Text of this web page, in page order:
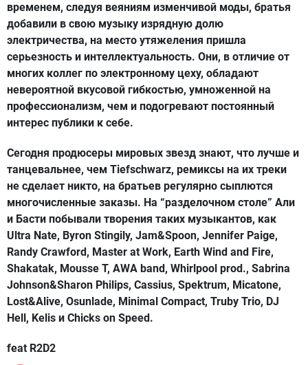
временем, следуя веяниям изменчивой моды, братья
добавили в свою музыку изрядную долю
электричества, на место утяжеления пришла
серьезность и интеллектуальность. Они, в отличие от
многих коллег по электронному цеху, обладают
невероятной вкусовой гибкостью, умноженной на
профессионализм, чем и подогревают постоянный
интерес публики к себе.
Сегодня продюсеры мировых звезд знают, что лучше и
танцевальнее, чем Tiefschwarz, ремиксы на их треки
не сделает никто, на братьев регулярно сыплются
многочисленные заказы. На “разделочном столе” Али
и Басти побывали творения таких музыкантов, как
Ultra Nate, Byron Stingily, Jam&Spoon, Jennifer Paige,
Randy Crawford, Master аt Work, Earth Wind and Fire,
Shakatak, Mousse T, AWA band, Whirlpool prod., Sabrina
Johnson&Sharon Philips, Cassius, Spektrum, Micatone,
Lost&Alive, Osunlade, Minimal Compact, Truby Trio, DJ
Hell, Kelis и Chicks on Speed.
feat R2D2